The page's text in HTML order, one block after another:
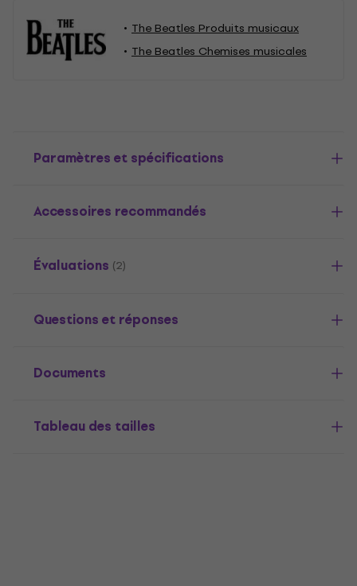
The Beatles Produits musicaux
The Beatles Chemises musicales
Paramètres et spécifications
Accessoires recommandés
Évaluations (2)
Questions et réponses
Documents
Tableau des tailles